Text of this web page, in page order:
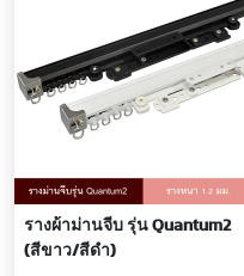
รางผ้าม่านจีบ รุ่น Quantum2
(สีขาว/สีดำ)